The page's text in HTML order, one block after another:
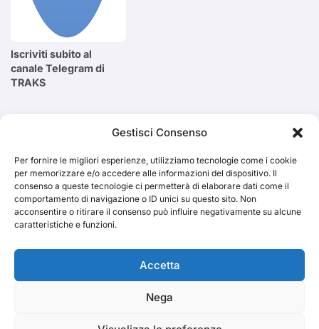
Gestisci Consenso
Per fornire le migliori esperienze, utilizziamo tecnologie come i cookie
per memorizzare e/o accedere alle informazioni del dispositivo. Il
consenso a queste tecnologie ci permetterà di elaborare dati come il
comportamento di navigazione o ID unici su questo sito. Non
acconsentire o ritirare il consenso può influire negativamente su alcune
caratteristiche e funzioni.
Accetta
Nega
Iscriviti subito al
canale Telegram di
TRAKS
Cerca
TRAKS
Dal 2014 musica indipendente ed emergente